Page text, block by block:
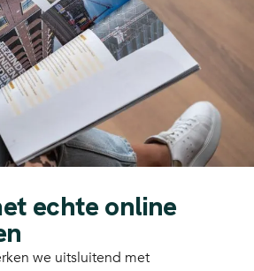
echte online
we uitsluitend met